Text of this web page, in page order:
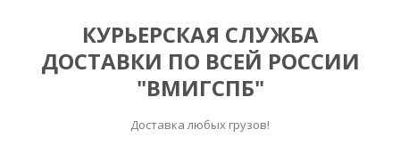
КУРЬЕРСКАЯ СЛУЖБА
ДОСТАВКИ ПО ВСЕЙ РОССИИ
"ВМИГСПБ"
Доставка любых грузов!